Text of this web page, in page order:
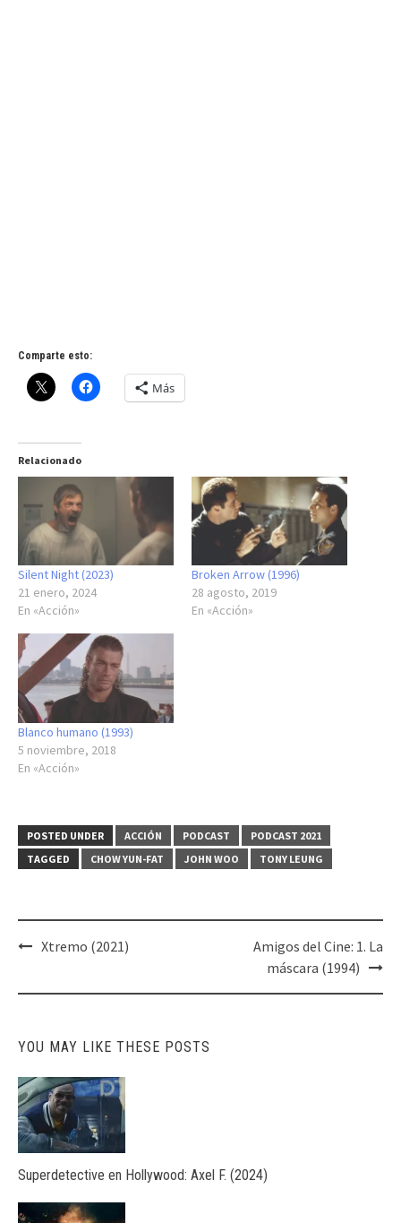
Comparte esto:
Más
Relacionado
Silent Night (2023)
21 enero, 2024
En «Acción»
Broken Arrow (1996)
28 agosto, 2019
En «Acción»
Blanco humano (1993)
5 noviembre, 2018
En «Acción»
POSTED UNDER ACCIÓN PODCAST
PODCAST 2021
TAGGED
CHOW YUN-FAT JOHN WOO TONY LEUNG
PostXtremo (2021)
Amigos del Cine: 1. La
máscara (1994)
YOU MAY LIKE THESE POSTS
Superdetective en Hollywood: Axel F. (2024)